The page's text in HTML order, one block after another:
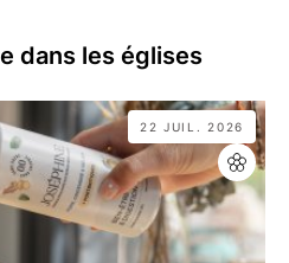
dans les églises
22 JUIL. 2026